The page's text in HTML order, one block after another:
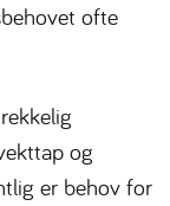
ofte
og
er behov for